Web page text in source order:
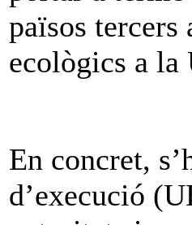
països tercers
ecològics a la
En concret,
d’execució